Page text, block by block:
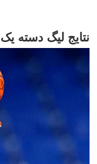
نتایج لیگ دسته